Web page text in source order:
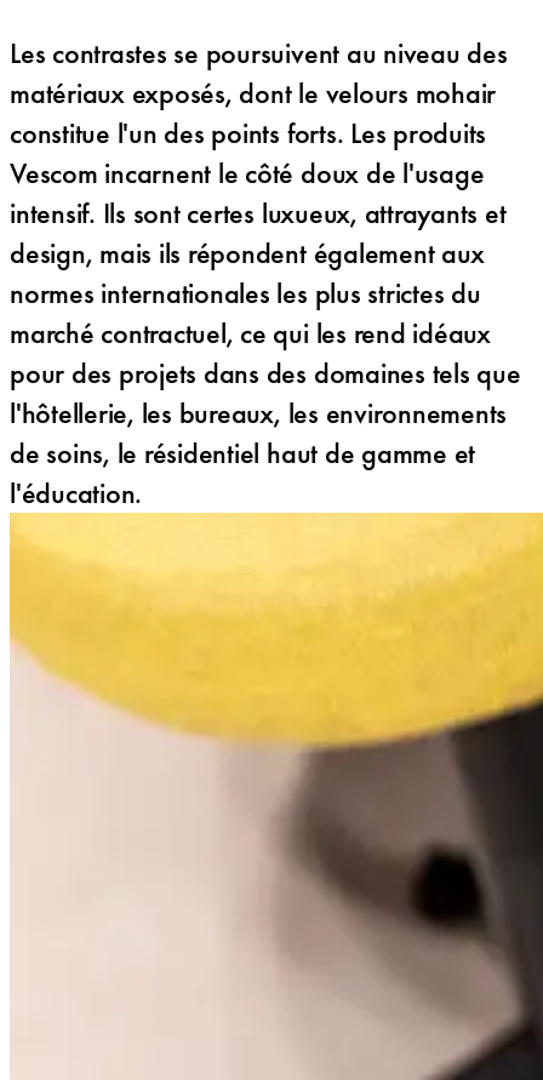
Les contrastes se poursuivent au niveau des
matériaux exposés, dont le velours mohair
constitue l'un des points forts. Les produits
Vescom incarnent le côté doux de l'usage
intensif. Ils sont certes luxueux, attrayants et
design, mais ils répondent également aux
normes internationales les plus strictes du
marché contractuel, ce qui les rend idéaux
pour des projets dans des domaines tels que
l'hôtellerie, les bureaux, les environnements
de soins, le résidentiel haut de gamme et
l'éducation.